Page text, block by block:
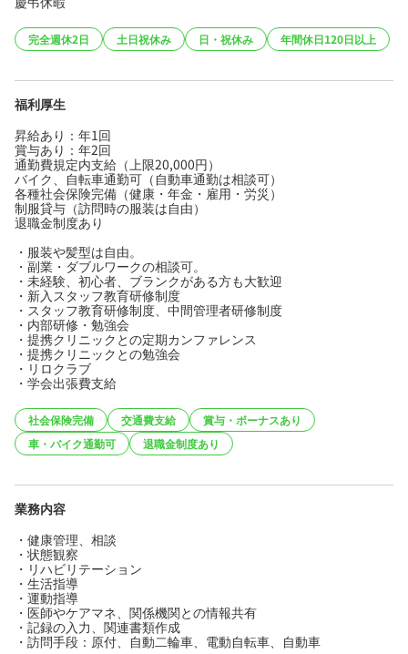
完全週休2日 土日祝休み 日・祝休み 年間休日120日以上
福利厚生
昇給あり：年1回
賞与あり：年2回
通勤費規定内支給（上限20,000円）
バイク、自転車通勤可（自動車通勤は相談可）
各種社会保険完備（健康・年金・雇用・労災）
制服貸与（訪問時の服装は自由）
退職金制度あり
・服装や髪型は自由。
・副業・ダブルワークの相談可。
・未経験、初心者、ブランクがある方も大歓迎
・新入スタッフ教育研修制度
・スタッフ教育研修制度、中間管理者研修制度
・内部研修・勉強会
・提携クリニックとの定期カンファレンス
・提携クリニックとの勉強会
・リロクラブ
・学会出張費支給
社会保険完備 交通費支給
賞与・ボーナスあり
車・バイク通勤可
退職金制度あり
業務内容
・健康管理、相談
・状態観察
・リハビリテーション
・生活指導
・運動指導
・医師やケアマネ、関係機関との情報共有
・記録の入力、関連書類作成
・訪問手段：原付、自動二輪車、電動自転車、自動車